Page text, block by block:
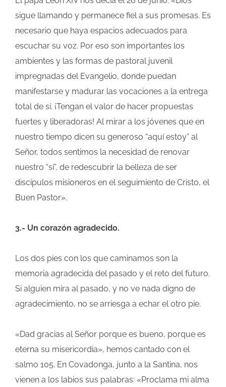
sigue llamando y permanece fiel a sus promesas. Es
necesario que haya espacios adecuados para
escuchar su voz. Por eso son importantes los
ambientes y las formas de pastoral juvenil
impregnadas del Evangelio, donde puedan
manifestarse y madurar las vocaciones a la entrega
total de sí. ¡Tengan el valor de hacer propuestas
fuertes y liberadoras! Al mirar a los jóvenes que en
nuestro tiempo dicen su generoso “aquí estoy” al
Señor, todos sentimos la necesidad de renovar
nuestro “sí”, de redescubrir la belleza de ser
discípulos misioneros en el seguimiento de Cristo, el
Buen Pastor».
3.- Un corazón agradecido.
Los dos pies con los que caminamos son la
memoria agradecida del pasado y el reto del futuro.
Si alguien mira al pasado, y no ve nada digno de
agradecimiento, no se arriesga a echar el otro pie.
«Dad gracias al Señor porque es bueno, porque es
eterna su misericordia», hemos cantado con el
salmo 105. En Covadonga, junto a la Santina, nos
vienen a los labios sus palabras: «Proclama mi alma